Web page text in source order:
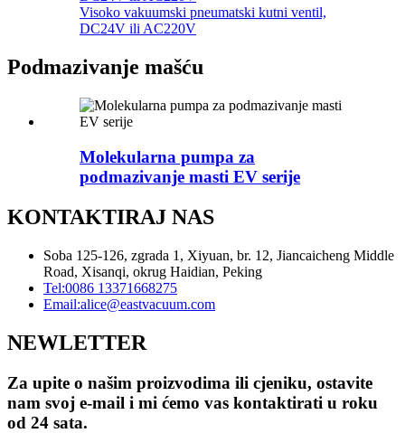
Visoko vakuumski pneumatski kutni ventil,
DC24V ili AC220V
Podmazivanje mašću
Molekularna pumpa za
podmazivanje masti EV serije
KONTAKTIRAJ NAS
Soba 125-126, zgrada 1, Xiyuan, br. 12, Jiancaicheng Middle
Road, Xisanqi, okrug Haidian, Peking
Tel:0086 13371668275
Email:alice@eastvacuum.com
NEWLETTER
Za upite o našim proizvodima ili cjeniku, ostavite
nam svoj e-mail i mi ćemo vas kontaktirati u roku
od 24 sata.